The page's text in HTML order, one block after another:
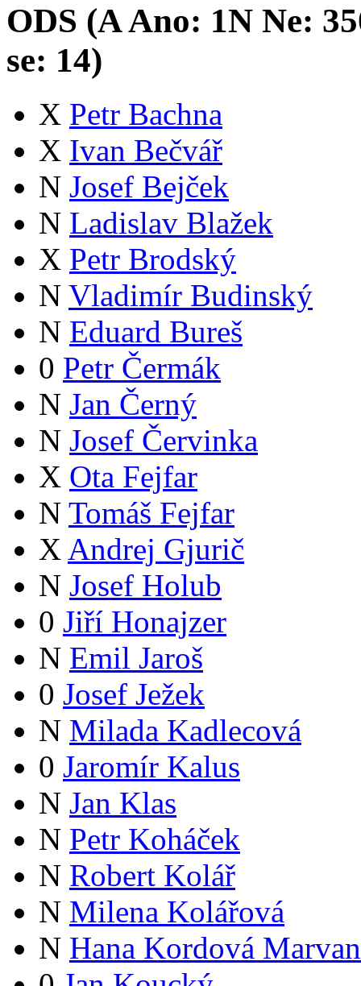
ODS (AAno: 1N Ne: 35
se: 14)
X Petr Bachna
X Ivan Bečvář
N Josef Bejček
N Ladislav Blažek
X Petr Brodský
N Vladimír Budinský
N Eduard Bureš
0 Petr Čermák
N Jan Černý
N Josef Červinka
X Ota Fejfar
N Tomáš Fejfar
X Andrej Gjurič
N Josef Holub
0 Jiří Honajzer
N Emil Jaroš
0 Josef Ježek
N Milada Kadlecová
0 Jaromír Kalus
N Jan Klas
N Petr Koháček
N Robert Kolář
N Milena Kolářová
N Hana Kordová